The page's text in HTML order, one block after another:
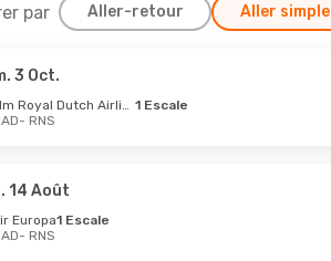
par Aller-retour Aller simple
3 Oct.
Klm Royal Dutch Airlines 1 Escale
- RNS
14 Août
Europa1 Escale
- RNS